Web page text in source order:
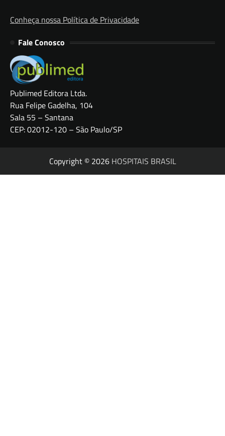
Conheça nossa Política de Privacidade
Fale Conosco
Publimed Editora Ltda.
Rua Felipe Gadelha, 104
Sala 55 – Santana
CEP: 02012-120 – São Paulo/SP
Copyright © 2026 HOSPITAIS BRASIL